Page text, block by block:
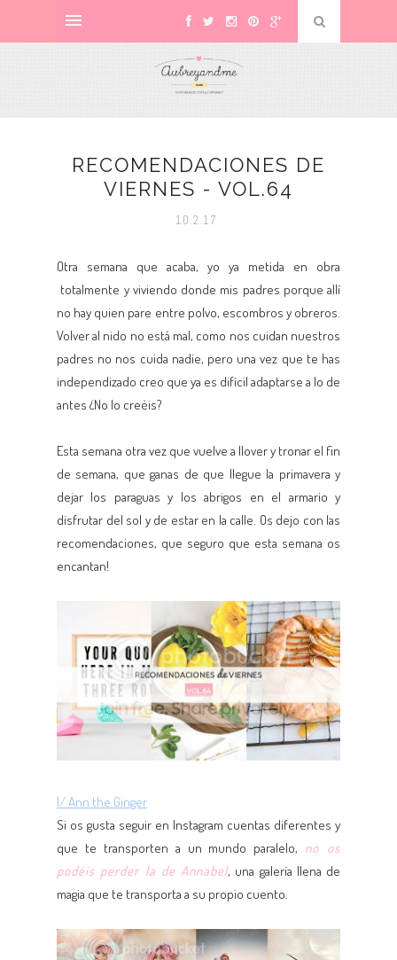
RECOMENDACIONES DE
VIERNES - VOL.64
10.2.17
Otra semana que acaba, yo ya metida en obra
totalmente y viviendo donde mis padres porque allí
no hay quien pare entre polvo, escombros y obreros.
Volver al nido no está mal, como nos cuidan nuestros
padres no nos cuida nadie, pero una vez que te has
independizado creo que ya es difícil adaptarse a lo de
antes ¿No lo creéis?
Esta semana otra vez que vuelve a llover y tronar el fin
de semana, que ganas de que llegue la primavera y
dejar los paraguas y los abrigos en el armario y
disfrutar del sol y de estar en la calle. Os dejo con las
recomendaciones, que seguro que esta semana os
encantan!
1/ Ann the Ginger
Si os gusta seguir en Instagram cuentas diferentes y
que te transporten a un mundo paralelo, no os
podéis perder la de Annabel, una galería llena de
magia que te transporta a su propio cuento.